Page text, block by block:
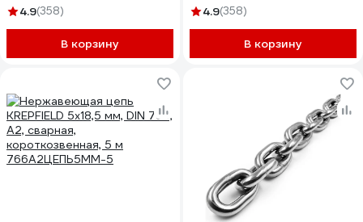
14 м 763А2ЦЕПЬ3ММ-14
4.9(358)
В корзину
25 метров
4.9(358)
В корзину